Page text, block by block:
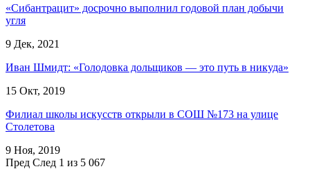
«Сибантрацит» досрочно выполнил годовой план добычи
угля
9 Дек, 2021
Иван Шмидт: «Голодовка дольщиков — это путь в никуда»
15 Окт, 2019
Филиал школы искусств открыли в СОШ №173 на улице
Столетова
9 Ноя, 2019
Пред След 1 из 5 067